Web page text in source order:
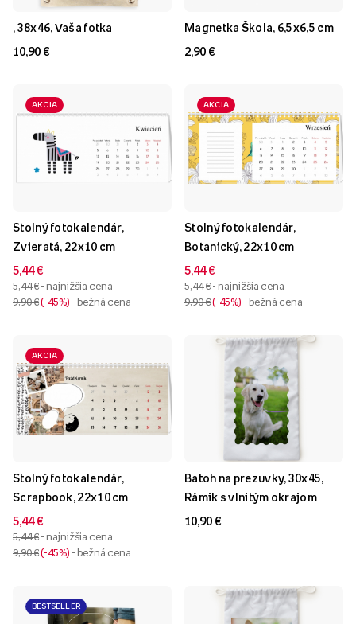
, 38x46, Vaša fotka
10,90 €
Magnetka Škola, 6,5x6,5 cm
2,90 €
AKCIA
Stolný fotokalendár,
Zvieratá, 22x10 cm
5,44 €
5,44 € - najnižšia cena
9,90 € -45% - bežná cena
AKCIA
Stolný fotokalendár,
Botanický, 22x10 cm
5,44 €
5,44 € - najnižšia cena
9,90 € -45% - bežná cena
AKCIA
Stolný fotokalendár,
Scrapbook, 22x10 cm
5,44 €
5,44 € - najnižšia cena
9,90 € -45% - bežná cena
Batoh na prezuvky, 30x45,
Rámik s vlnitým okrajom
10,90 €
BESTSELLER